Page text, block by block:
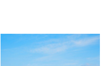
つなぎ温泉 の詳細はこ
ちら